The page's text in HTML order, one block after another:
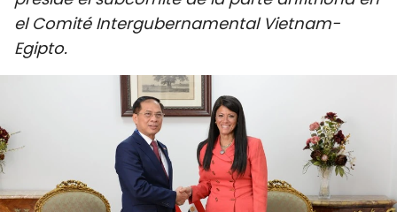
DEPORTES
PUENTE DE AMISTAD
HISTORIAS MULTIMEDIA
FOTOGRAFÍA
el Comité Intergubernamental Vietnam-
Egipto.